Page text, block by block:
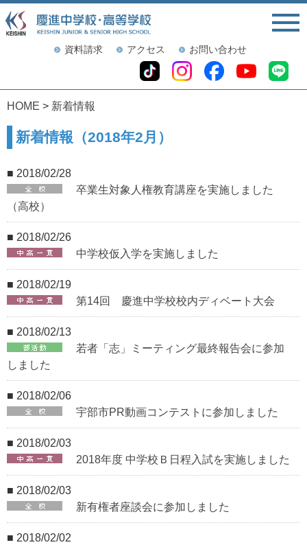
資料請求 アクセス お問い合わせ
HOME > 新着情報
新着情報（2018年2月）
■ 2018/02/28
卒業生対象人権教育講座を実施しました
（高校）
■ 2018/02/26
中学校仮入学を実施しました
■ 2018/02/19
第14回 慶進中学校校内ディベート大会
■ 2018/02/13
若者「志」ミーティング最終報告会に参加
しました
■ 2018/02/06
宇部市PR動画コンテストに参加しました
■ 2018/02/03
2018年度 中学校Ｂ日程入試を実施しました
■ 2018/02/03
新有権者座談会に参加しました
■ 2018/02/02